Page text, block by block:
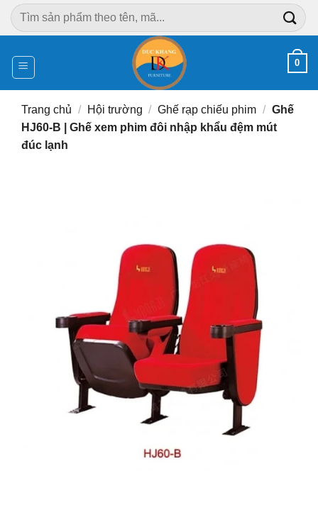
Chuyển
đến
dung
Tìm
kiếm:
0
Trang chủ / Hội trường / Ghế rạp chiếu phim / Ghế
HJ60-B | Ghế xem phim đôi nhập khẩu đệm mút
đúc lạnh